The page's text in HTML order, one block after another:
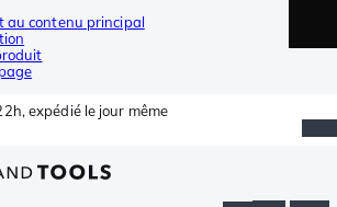
au contenu principal
expédié le jour même